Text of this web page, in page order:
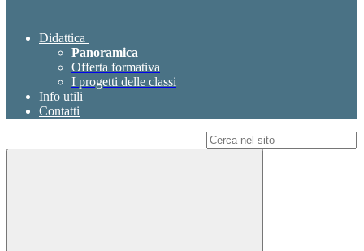
Didattica
Panoramica
Offerta formativa
I progetti delle classi
Info utili
Contatti